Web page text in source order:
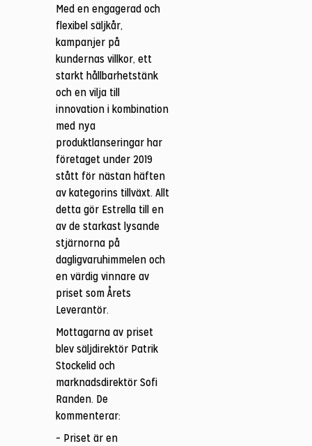
Med en engagerad och
flexibel säljkår,
kampanjer på
kundernas villkor, ett
starkt hållbarhetstänk
och en vilja till
innovation i kombination
med nya
produktlanseringar har
företaget under 2019
stått för nästan häften
av kategorins tillväxt. Allt
detta gör Estrella till en
av de starkast lysande
stjärnorna på
dagligvaruhimmelen och
en värdig vinnare av
priset som Årets
Leverantör.
Mottagarna av priset
blev säljdirektör Patrik
Stockelid och
marknadsdirektör Sofi
Randen. De
kommenterar:
– Priset är en